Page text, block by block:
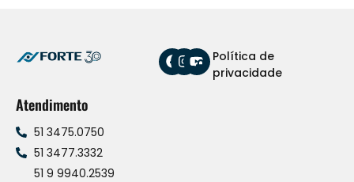
Política de
privacidade
Atendimento
51 3475.0750
51 3477.3332
51 9 9940.2539